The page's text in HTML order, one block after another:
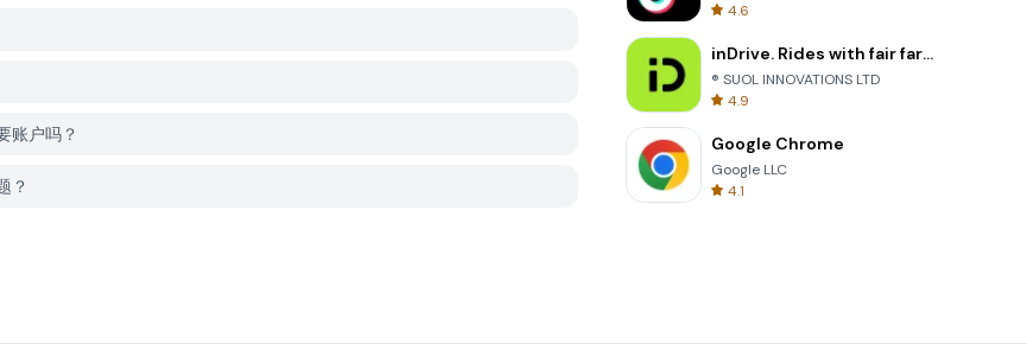
账户吗？
？
4.6
inDrive. Rides with fair fares
® SUOL INNOVATIONS LTD
4.9
Google Chrome
Google LLC
4.1